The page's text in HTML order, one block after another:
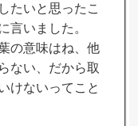
たいと思ったこ
言いました。
の意味はね、他
ない、だから取
けないってこと